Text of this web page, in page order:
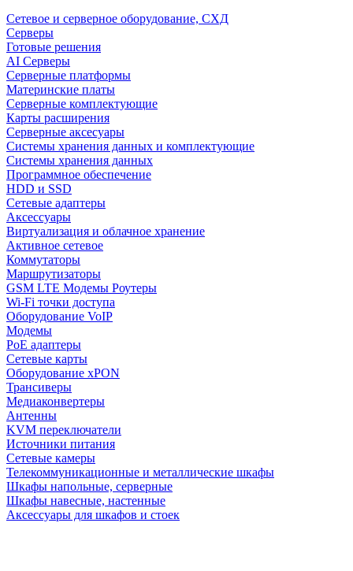
Сетевое и серверное оборудование, СХД
Cерверы
Готовые решения
AI Серверы
Серверные платформы
Материнские платы
Серверные комплектующие
Карты расширения
Серверные аксесуары
Системы хранения данных и комплектующие
Системы хранения данных
Программное обеспечение
HDD и SSD
Сетевые адаптеры
Аксессуары
Виртуализация и облачное хранение
Активное сетевое
Коммутаторы
Маршрутизаторы
GSM LTE Модемы Роутеры
Wi-Fi точки доступа
Оборудование VoIP
Модемы
PoE адаптеры
Сетевые карты
Оборудование xPON
Трансиверы
Медиаконвертеры
Антенны
KVM переключатели
Источники питания
Сетевые камеры
Телекоммуникационные и металлические шкафы
Шкафы напольные, серверные
Шкафы навесные, настенные
Аксессуары для шкафов и стоек